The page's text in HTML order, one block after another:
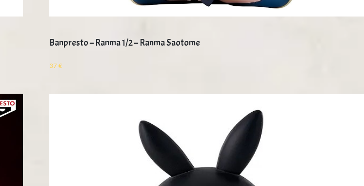
Banpresto – Ranma 1/2 – Ranma Saotome
37 €